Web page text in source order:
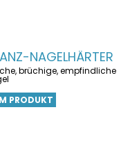
NAGELHÄRTER
brüchige, empfindliche
PRODUKT